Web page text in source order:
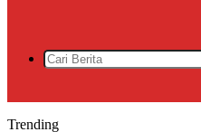
Trending